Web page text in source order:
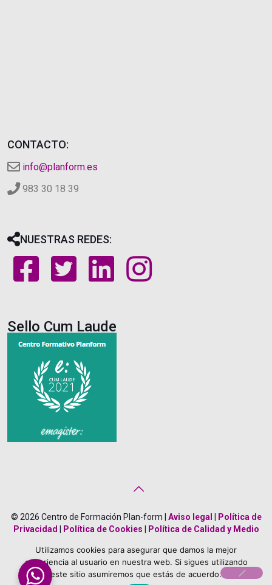
CONTACTO:
info@planform.es
983 30 18 39
NUESTRAS REDES:
Sello Cum Laude
© 2026 Centro de Formación Plan-form | Aviso legal
Política de
Privacidad
Política de Cookies
Política de Calidad y Medio
About Us Career Terms Team Members
Utilizamos cookies para asegurar que damos la mejor
experiencia al usuario en nuestra web. Si sigues utilizando
este sitio asumiremos que estás de acuerdo.